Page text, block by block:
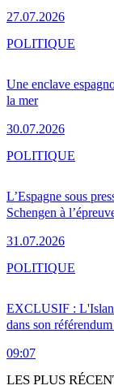
27.07.2026
Une enclave
la mer
30.07.2026
POLITIQUE
L’Espagne sous
Schengen à
31.07.2026
POLITIQUE
EXCLUSIF :
dans son
09:07
POLITIQUE
LES PLUS